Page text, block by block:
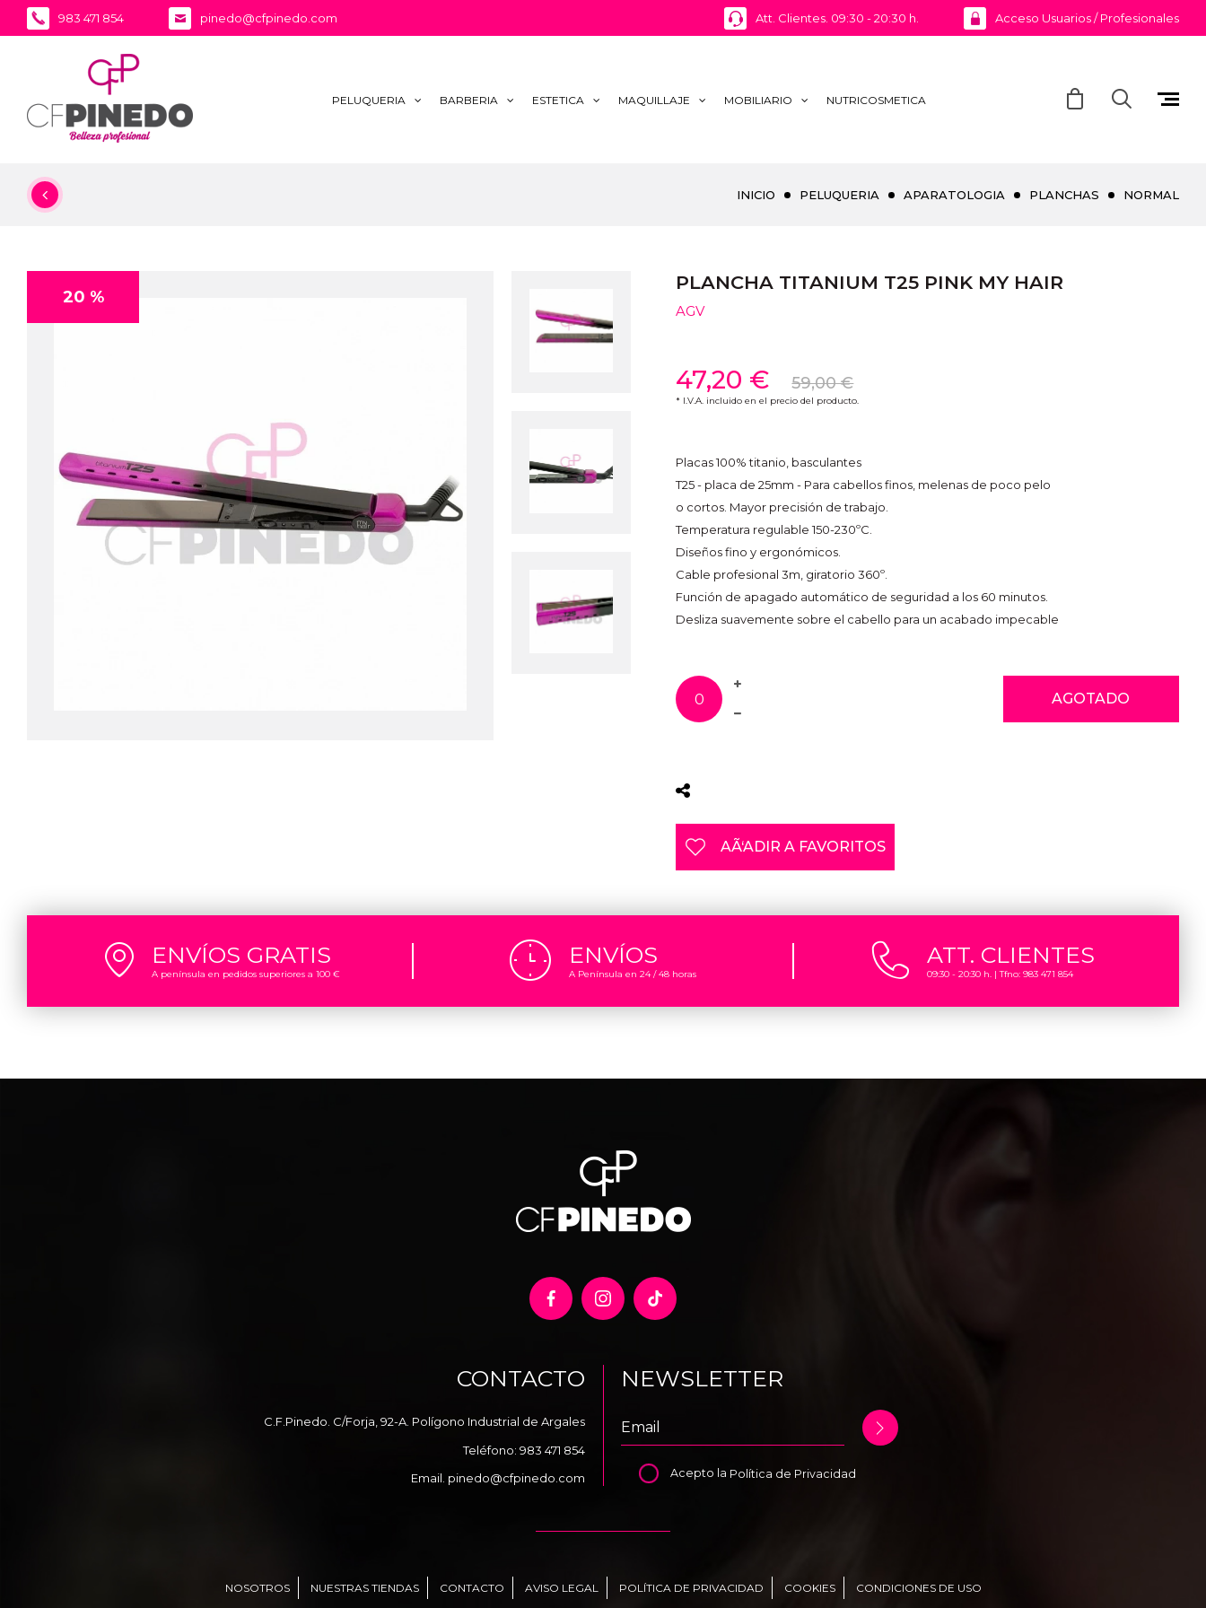
983 471 854 pinedo@cfpinedo.com Att. Clientes. 09:30 - 20:30 h. Acceso Usuarios / Profesionales
PELUQUERIA BARBERIA ESTETICA MAQUILLAJE MOBILIARIO NUTRICOSMETICA
INICIO PELUQUERIA APARATOLOGIA PLANCHAS NORMAL
20 %
PLANCHA TITANIUM T25 PINK MY HAIR
AGV
47,20 € 59,00 €
* I.V.A. incluido en el precio del producto.
Placas 100% titanio, basculantes
T25 - placa de 25mm - Para cabellos finos, melenas de poco pelo
o cortos. Mayor precisión de trabajo.
Temperatura regulable 150-230ºC.
Diseños fino y ergonómicos.
Cable profesional 3m, giratorio 360º.
Función de apagado automático de seguridad a los 60 minutos.
Desliza suavemente sobre el cabello para un acabado impecable
AGOTADO
AÃ‘ADIR A FAVORITOS
ENVÍOS GRATIS
A península en pedidos superiores a 100 €
ENVÍOS
A Península en 24 / 48 horas
ATT. CLIENTES
09:30 - 20:30 h. | Tfno: 983 471 854
CONTACTO
C.F.Pinedo. C/Forja, 92-A. Polígono Industrial de Argales
Teléfono: 983 471 854
Email. pinedo@cfpinedo.com
NEWSLETTER
Acepto la Política de Privacidad
NOSOTROS NUESTRAS TIENDAS CONTACTO AVISO LEGAL POLÍTICA DE PRIVACIDAD COOKIES CONDICIONES DE USO